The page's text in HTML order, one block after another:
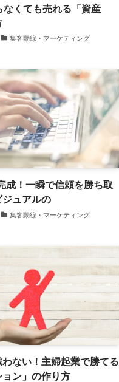
なくても売れる「資産
集客動線・マーケティング
成！一瞬で信頼を勝ち取
ジュアルの
集客動線・マーケティング
ない！主婦起業で勝てる
ョン」の作り方